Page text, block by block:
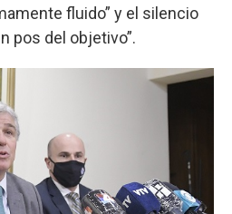
fluido” y el silencio
pos del objetivo”.